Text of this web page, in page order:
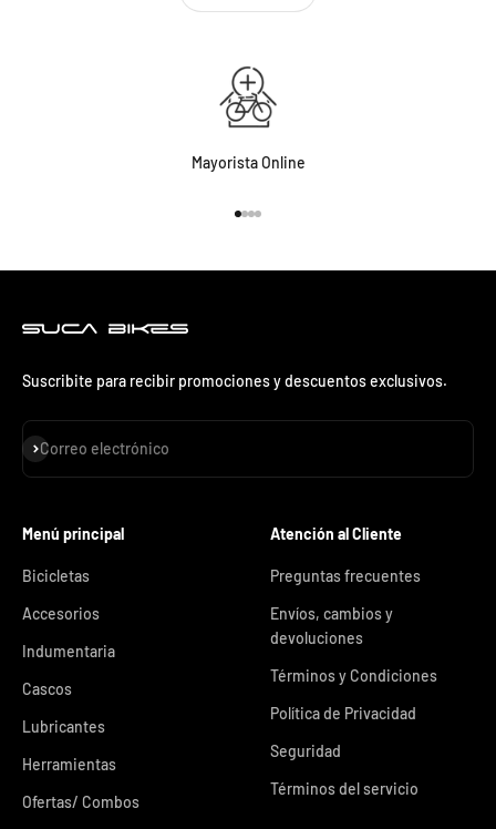
Mayorista Online
Suscribite para recibir promociones y descuentos exclusivos.
Correo electrónico
Suscribirse
Menú principal
Bicicletas
Accesorios
Indumentaria
Cascos
Lubricantes
Herramientas
Ofertas/ Combos
Atención al Cliente
Preguntas frecuentes
Envíos, cambios y
devoluciones
Términos y Condiciones
Política de Privacidad
Seguridad
Términos del servicio